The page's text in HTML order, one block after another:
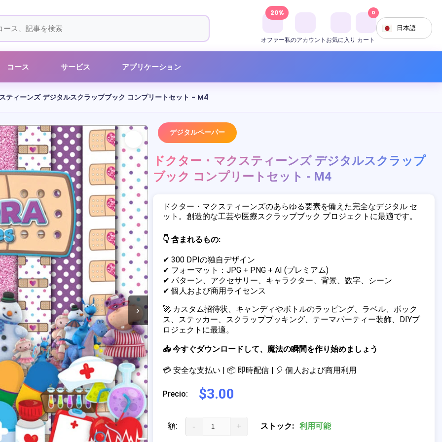
オファー
20%
私のアカウント お気に入り カート
0
日本語
コース サービス アプリケーション
ティーンズ デジタルスクラップブック コンプリートセット - M4
›
デジタルペーパー
ドクター・マクスティーンズ デジタルスクラップ
ブック コンプリートセット - M4
ドクター・マクスティーンズのあらゆる要素を備えた完全なデジタル セ
ット。創造的な工芸や医療スクラップブック プロジェクトに最適です。
👇 含まれるもの:
✔ 300 DPIの独自デザイン
✔ フォーマット：JPG + PNG + AI (プレミアム)
✔ パターン、アクセサリー、キャラクター、背景、数字、シーン
✔ 個人および商用ライセンス
🚀 カスタム招待状、キャンディやボトルのラッピング、ラベル、ボック
ス、ステッカー、スクラップブッキング、テーマパーティー装飾、DIYプ
ロジェクトに最適。
📥 今すぐダウンロードして、魔法の瞬間を作り始めましょう
💳 安全な支払い | 📦 即時配信 | 🎈 個人および商用利用
Precio: $3.00
額: - + ストック: 利用可能